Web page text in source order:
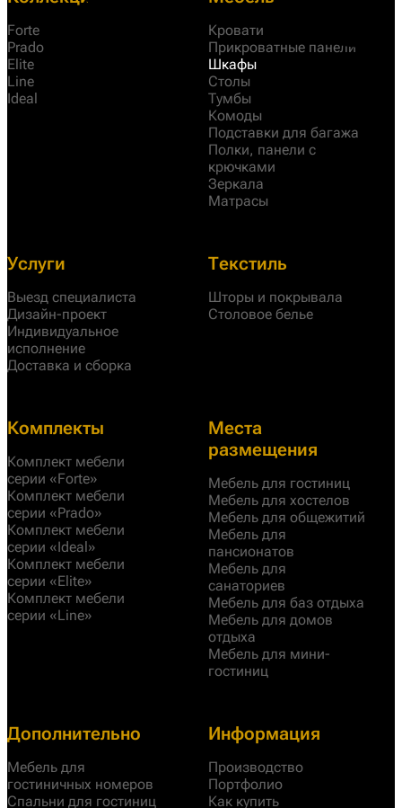
Forte
Prado
Elite
Line
Ideal
Кровати
Прикроватные панели
Шкафы
Столы
Тумбы
Комоды
Подставки для багажа
Полки, панели с
крючками
Зеркала
Матрасы
Услуги
Выезд специалиста
Дизайн-проект
Индивидуальное
исполнение
Доставка и сборка
Текстиль
Шторы и покрывала
Столовое белье
Комплекты
Комплект мебели
серии «Forte»
Комплект мебели
серии «Prado»
Комплект мебели
серии «Ideal»
Комплект мебели
серии «Elite»
Комплект мебели
серии «Line»
Места
размещения
Мебель для гостиниц
Мебель для хостелов
Мебель для общежитий
Мебель для
пансионатов
Мебель для
санаториев
Мебель для баз отдыха
Мебель для домов
отдыха
Мебель для мини-
гостиниц
Дополнительно
Мебель для
гостиничных номеров
Спальни для гостиниц
Информация
Производство
Портфолио
Как купить